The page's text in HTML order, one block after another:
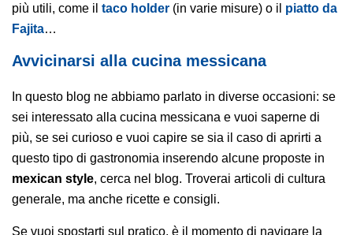
più utili, come il taco holder (in varie misure) o il piatto da
Fajita…
Avvicinarsi alla cucina messicana
In questo blog ne abbiamo parlato in diverse occasioni: se
sei interessato alla cucina messicana e vuoi saperne di
più, se sei curioso e vuoi capire se sia il caso di aprirti a
questo tipo di gastronomia inserendo alcune proposte in
mexican style, cerca nel blog. Troverai articoli di cultura
generale, ma anche ricette e consigli.
Se vuoi spostarti sul pratico, è il momento di navigare la